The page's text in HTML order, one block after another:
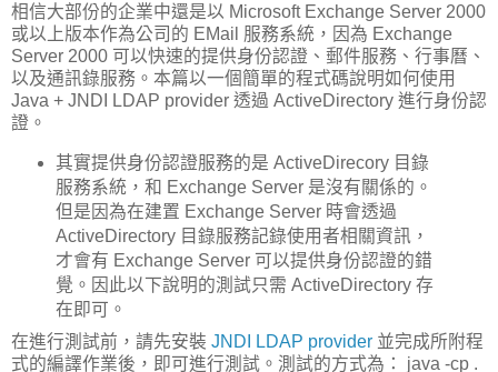
相信大部份的企業中還是以 Microsoft Exchange Server 2000
或以上版本作為公司的 EMail 服務系統，因為 Exchange
Server 2000 可以快速的提供身份認證、郵件服務、行事曆、
以及通訊錄服務。本篇以一個簡單的程式碼說明如何使用
Java + JNDI LDAP provider 透過 ActiveDirectory 進行身份認
證。
其實提供身份認證服務的是 ActiveDirecory 目錄
服務系統，和 Exchange Server 是沒有關係的。
但是因為在建置 Exchange Server 時會透過
ActiveDirectory 目錄服務記錄使用者相關資訊，
才會有 Exchange Server 可以提供身份認證的錯
覺。因此以下說明的測試只需 ActiveDirectory 存
在即可。
在進行測試前，請先安裝 JNDI LDAP provider 並完成所附程
式的編譯作業後，即可進行測試。測試的方式為： java -cp .